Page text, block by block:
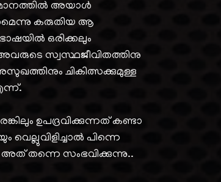
അയാൾ
കരുതിയ ആ
ഒരിക്കലും
സ്വസ്ഥജീവിതത്തിനു
ചികിത്സക്കുമുള്ള
ഉപദ്രവിക്കുന്നത് കണ്ടാ
പിന്നെ
അത് തന്നെ സംഭവിക്കുന്നു..